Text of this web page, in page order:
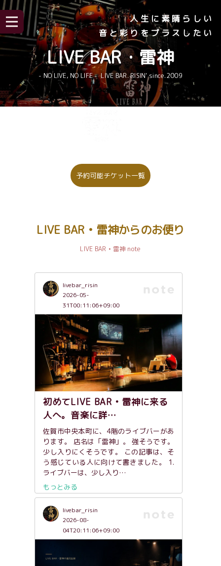
人生に素晴らしい
音と彩りをプラスしたい
LIVE BAR・雷神
- NO LIVE, NO LIFE - LIVE BAR. RISIN' since.2009
予約可能チケット一覧
LIVE BAR • 雷神からのお便り
LIVE BAR • 雷神 note
livebar_risin
2026-05-
31T00:11:06+09:00
初めてLIVE BAR • 雷神に来る
人へ。音楽に詳…
佐賀市中央本町に、4階のライブバーがあ
ります。 店名は「雷神」。 強そうです。
少し入りにくそうです。 この記事は、そ
う感じている人に向けて書きました。 1.
ライブバーは、少し入り…
もっとみる
livebar_risin
2026-08-
04T20:11:06+09:00